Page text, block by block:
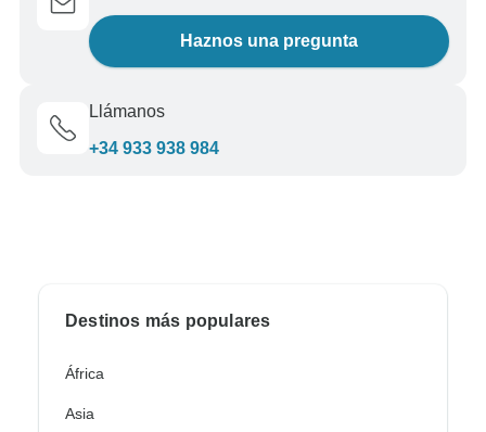
Haznos una pregunta
Llámanos
+34 933 938 984
Destinos más populares
África
Asia